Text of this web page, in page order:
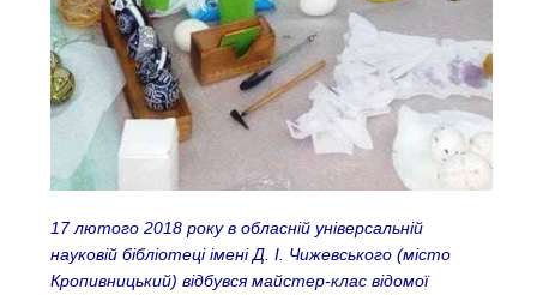
17 лютого 2018 року в обласній універсальній
науковій бібліотеці імені Д. І. Чижевського (місто
Кропивницький) відбувся майстер-клас відомої